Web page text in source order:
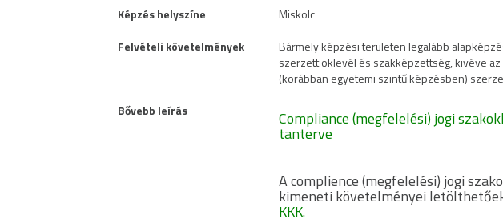
Képzés helyszíne
Miskolc
Felvételi követelmények
Bármely képzési területen legalább
szerzett oklevél és szakképzettség, kivéve
(korábban egyetemi szintű képzésben)
Bővebb leírás
Compliance (megfelelési) jogi
tanterve
A complience (megfelelési) jogi
kimeneti követelményei
KKK.